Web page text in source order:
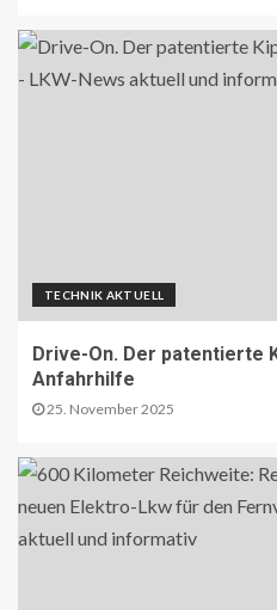
TECHNIK AKTUELL
Drive-On. Der patentierte
Anfahrhilfe
25. November 2025